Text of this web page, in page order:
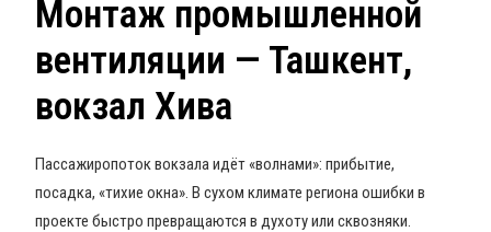
Монтаж промышленной
вентиляции — Ташкент,
вокзал Хива
Пассажиропоток вокзала идёт «волнами»: прибытие,
посадка, «тихие окна». В сухом климате региона ошибки в
проекте быстро превращаются в духоту или сквозняки.